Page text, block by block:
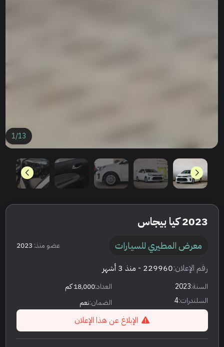
1/13
2023 كيا بيجاس
معرض المطيري للسيارات عضو منذ: 2023
رقم الإعلان:229960 - منذ 3 أشهر
السنة:2023 العداد:18,000 كم
السلندرات:4 الضمان:نعم
الإبلاغ عن هذا الإعلان